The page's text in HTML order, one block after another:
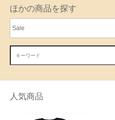
ほかの商品を探す
人気商品